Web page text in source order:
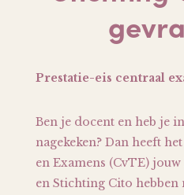
Prestatie-eis centraal
Ben je docent en heb je
nagekeken? Dan heeft
en Examens (CvTE)
en Stichting Cito hebben